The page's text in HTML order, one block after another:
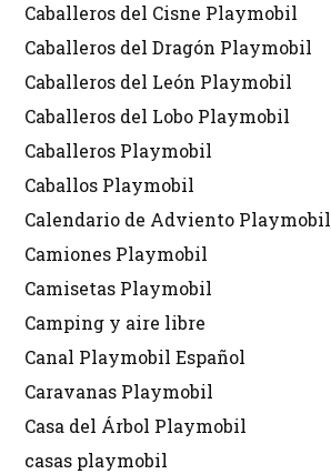
Caballeros del Cisne Playmobil
Caballeros del Dragón Playmobil
Caballeros del León Playmobil
Caballeros del Lobo Playmobil
Caballeros Playmobil
Caballos Playmobil
Calendario de Adviento Playmobil
Camiones Playmobil
Camisetas Playmobil
Camping y aire libre
Canal Playmobil Español
Caravanas Playmobil
Casa del Árbol Playmobil
casas playmobil